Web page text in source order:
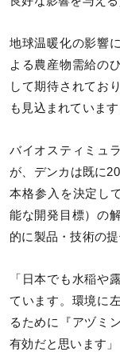
地球温暖化の影響
よる農産物需給の
して期待されてお
も見込まれています
バイオスティミュ
が、デンカは既に
本格参入を決定し
能な開発目標）の
的に製品・技術の
「日本でも水稲や
ています。環境に
るために『アヅミ
有効だと思います」